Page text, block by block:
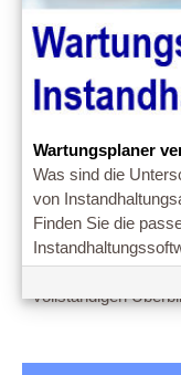
Wartungsplaner
Was sind die
von
Finden Sie die
Ihre
vollständigen